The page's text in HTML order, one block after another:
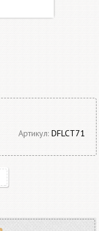
Артикул: DFLCT71